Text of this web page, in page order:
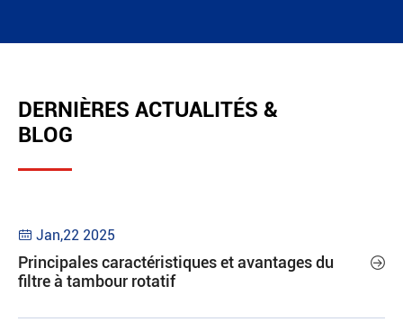
DERNIÈRES ACTUALITÉS &
BLOG
 Jan,22 2025
Principales caractéristiques et avantages du
filtre à tambour rotatif
